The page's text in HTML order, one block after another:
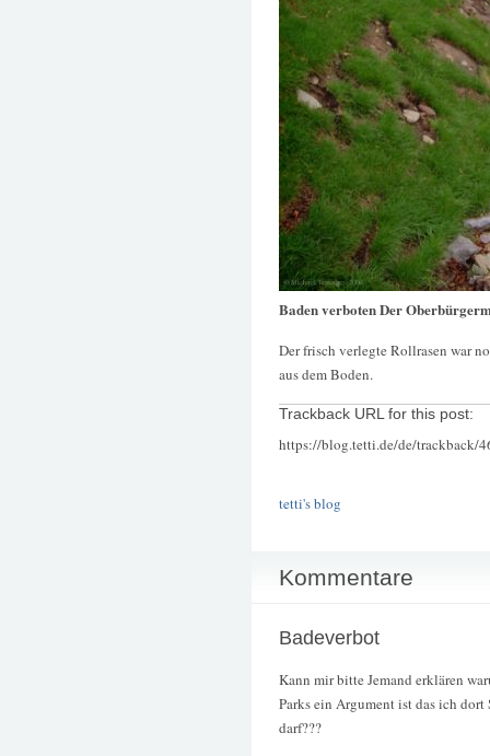
Baden verboten Der
Der frisch verlegte Rollrasen war
aus dem Boden.
Trackback URL for this post:
https://blog.tetti.de/de/trackback/
tetti's blog
Kommentare
Badeverbot
Kann mir bitte Jemand erklären
Parks ein Argument ist das ich dort
darf???